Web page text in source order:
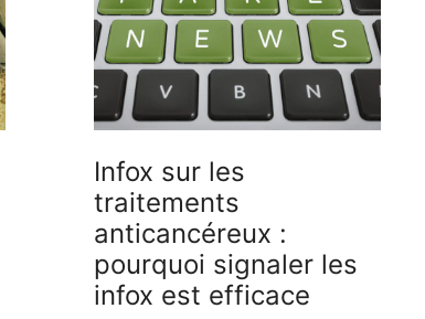
Infox sur les
traitements
anticancéreux :
pourquoi signaler les
infox est efficace